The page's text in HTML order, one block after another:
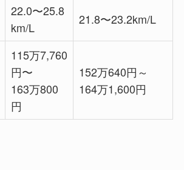
22.0〜25.8
km/L
21.8〜23.2km/L
115万7,760
円〜
163万800
円
152万640円～
164万1,600円